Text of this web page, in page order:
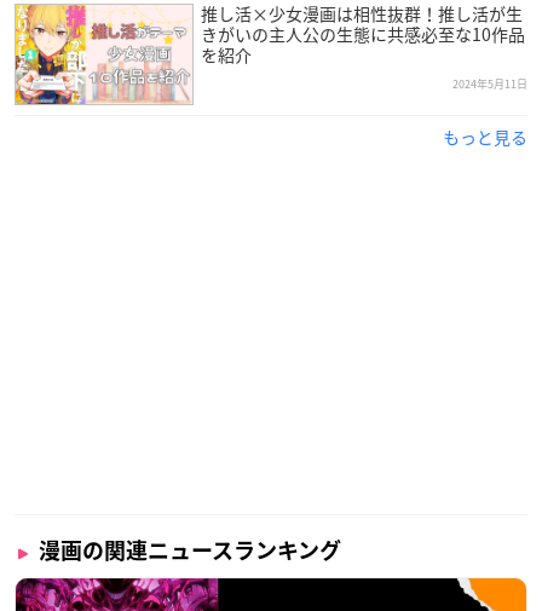
推し活×少女漫画は相性抜群！推し活が生
きがいの主人公の生態に共感必至な10作品
を紹介
2024年5月11日
もっと見る
漫画の関連ニュースランキング